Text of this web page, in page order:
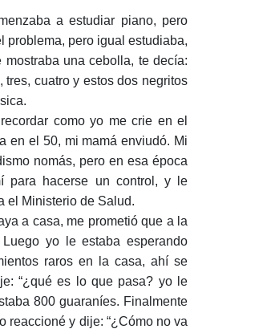
a estudiar piano, pero
problema, pero igual estudiaba,
una cebolla, te decía:
tres, cuatro y estos dos negritos
como yo me crie en el
en el 50, mi mamá enviudó. Mi
nomás, pero en esa época
para hacerse un control, y le
el Ministerio de Salud.
a casa, me prometió que a la
yo le estaba esperando
raros en la casa, ahí se
“¿qué es lo que pasa? yo le
800 guaraníes. Finalmente
reaccioné y dije: “¿Cómo no va